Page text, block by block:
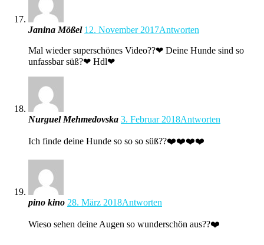
Janina Mößel 12. November 2017Antworten
Mal wieder superschönes Video??❤ Deine Hunde sind so
unfassbar süß?❤ Hdl❤
Nurguel Mehmedovska 3. Februar 2018Antworten
Ich finde deine Hunde so so so süß??❤️❤️❤️❤️
pino kino 28. März 2018Antworten
Wieso sehen deine Augen so wunderschön aus??❤️